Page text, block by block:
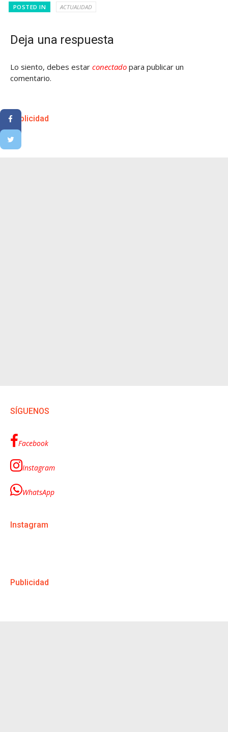
POSTED IN ACTUALIDAD
Deja una respuesta
Lo siento, debes estar conectado para publicar un
comentario.
Publicidad
SÍGUENOS
Facebook
Instagram
WhatsApp
Instagram
Publicidad